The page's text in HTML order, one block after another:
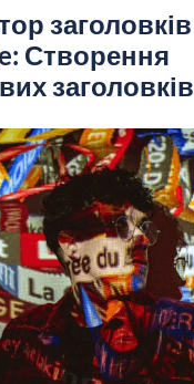
заголовків
Створення
заголовків